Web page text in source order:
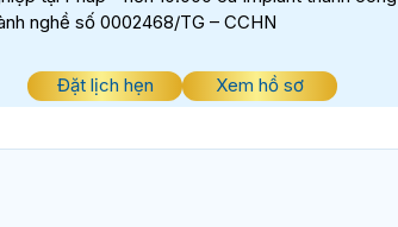
nghề số 0002468/TG – CCHN
Đặt lịch hẹn Xem hồ sơ